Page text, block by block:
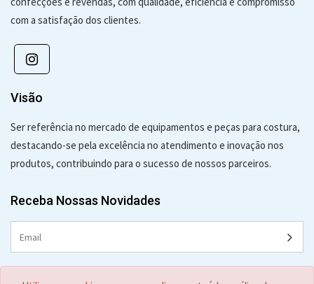
com a satisfação dos clientes.
Visão
Ser referência no mercado de equipamentos e peças para costura,
destacando-se pela excelência no atendimento e inovação nos
produtos, contribuindo para o sucesso de nossos parceiros.
Receba Nossas Novidades